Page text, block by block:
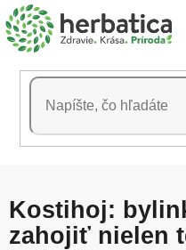
Prejsť
na
obsah
Kostihoj:
zahojiť nielen